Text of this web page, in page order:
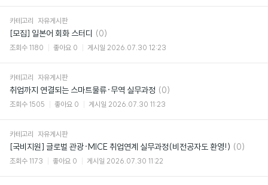
카테고리 자유게시판
[모집] 일본어 회화 스터디 댓
글
(0)
조회수 1180 좋아요 0 게시일 2026.07.30 12:23
카테고리 자유게시판
취업까지 연결되는 스마트물류·무역 실무과정 댓
글
(0)
조회수 1505 좋아요 0 게시일 2026.07.30 11:23
카테고리 자유게시판
[국비지원] 글로벌 관광·MICE 취업연계 실무과정(비전공자도 환영!) 댓
(0)
조회수 1173 좋아요 0 게시일 2026.07.30 11:22